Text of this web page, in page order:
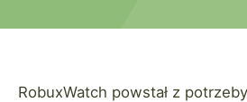
RobuxWatch powstał z